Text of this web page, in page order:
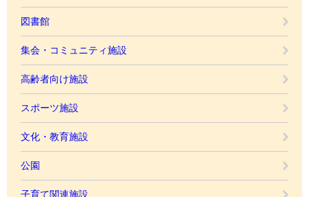
図書館
集会・コミュニティ施設
高齢者向け施設
スポーツ施設
文化・教育施設
公園
子育て関連施設